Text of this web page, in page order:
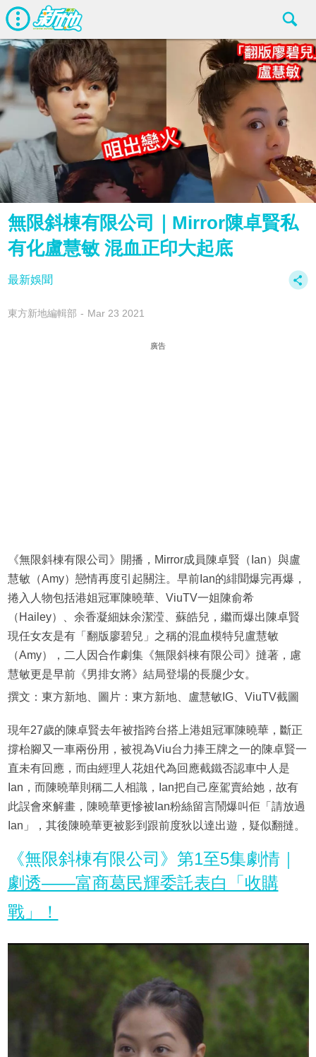
無限斜棟有限公司｜Mirror陳卓賢私
有化盧慧敏 混血正印大起底
最新娛聞
東方新地編輯部 Mar 23 2021
廣告
《無限斜棟有限公司》開播，Mirror成員陳卓賢（Ian）與盧
慧敏（Amy）戀情再度引起關注。早前Ian的緋聞爆完再爆，
捲入人物包括港姐冠軍陳曉華、ViuTV一姐陳俞希
（Hailey）、余香凝細妹余潔滢、蘇皓兒，繼而爆出陳卓賢
現任女友是有「翻版廖碧兒」之稱的混血模特兒盧慧敏
（Amy），二人因合作劇集《無限斜棟有限公司》撻著，慮
慧敏更是早前《男排女將》結局登場的長腿少女。
撰文：東方新地、圖片：東方新地、盧慧敏IG、ViuTV截圖
現年27歲的陳卓賢去年被指跨台搭上港姐冠軍陳曉華，斷正
撐枱腳又一車兩份用，被視為Viu台力捧王牌之一的陳卓賢一
直未有回應，而由經理人花姐代為回應截鐵否認車中人是
Ian，而陳曉華則稱二人相識，Ian把自己座駕賣給她，故有
此誤會來解畫，陳曉華更慘被Ian粉絲留言鬧爆叫佢「請放過
Ian」，其後陳曉華更被影到跟前度狄以達出遊，疑似翻撻。
《無限斜棟有限公司》第1至5集劇情｜
劇透——富商葛民輝委託表白「收購
戰」！